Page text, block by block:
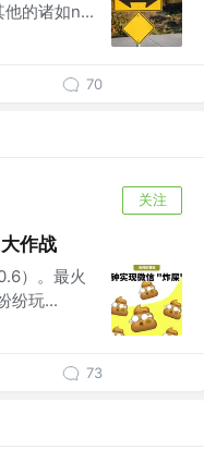
的诸如n...
70
关注
作战
）。最火
纷玩...
73